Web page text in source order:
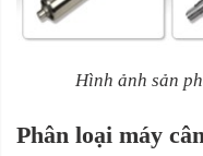
Hình ảnh sản
Phân loại máy